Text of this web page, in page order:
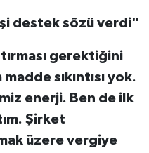
destek sözü verdi"
gerektiğini
sıkıntısı yok.
enerji. Ben de ilk
Şirket
üzere vergiye